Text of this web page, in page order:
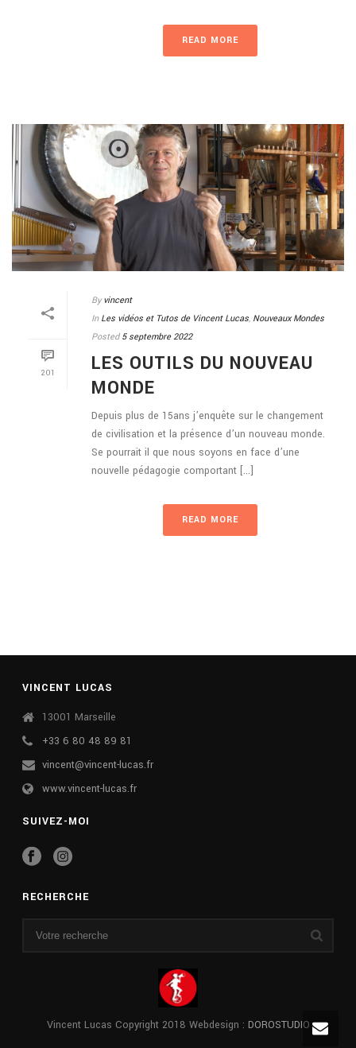
READ MORE
201
By vincent
In Les vidéos et Tutos de Vincent Lucas, Nouveaux Mondes
Posted 5 septembre 2022
LES OUTILS DU NOUVEAU
MONDE
Depuis plus de 15ans j’enquête sur le changement
de civilisation et la présence d’un nouveau monde.
Se pourrait il que nous soyons en face d’une
nouvelle pédagogie comportant [...]
READ MORE
VINCENT LUCAS
13001 Marseille
+33 6 80 48 89 81
vincent@vincent-lucas.fr
www.vincent-lucas.fr
SUIVEZ-MOI
RECHERCHE
Vincent Lucas Copyright 2018 Webdesign : DOROSTUDIO